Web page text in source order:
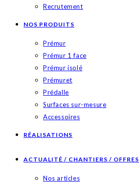
Recrutement
NOS PRODUITS
Prémur
Prémur 1 face
Prémur isolé
Prémuret
Prédalle
Surfaces sur-mesure
Accessoires
RÉALISATIONS
ACTUALITÉ / CHANTIERS / OFFRES
Nos articles